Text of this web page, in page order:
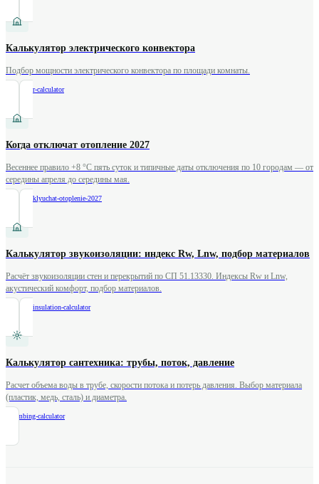
Калькулятор электрического конвектора
Подбор мощности электрического конвектора по площади комнаты.
convector-calculator
Когда отключат отопление 2027
Весеннее правило +8 °C пять суток и типичные даты отключения по 10 городам — от
середины апреля до середины мая.
kogda-otklyuchat-otoplenie-2027
Калькулятор звукоизоляции: индекс Rw, Lnw, подбор материалов
Расчёт звукоизоляции стен и перекрытий по СП 51.13330. Индексы Rw и Lnw,
акустический комфорт, подбор материалов.
acoustic-insulation-calculator
Калькулятор сантехника: трубы, поток, давление
Расчет объема воды в трубе, скорости потока и потерь давления. Выбор материала
(пластик, медь, сталь) и диаметра.
plumbing-calculator